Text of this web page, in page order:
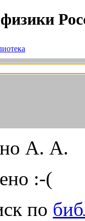
А. А.
:-(
по